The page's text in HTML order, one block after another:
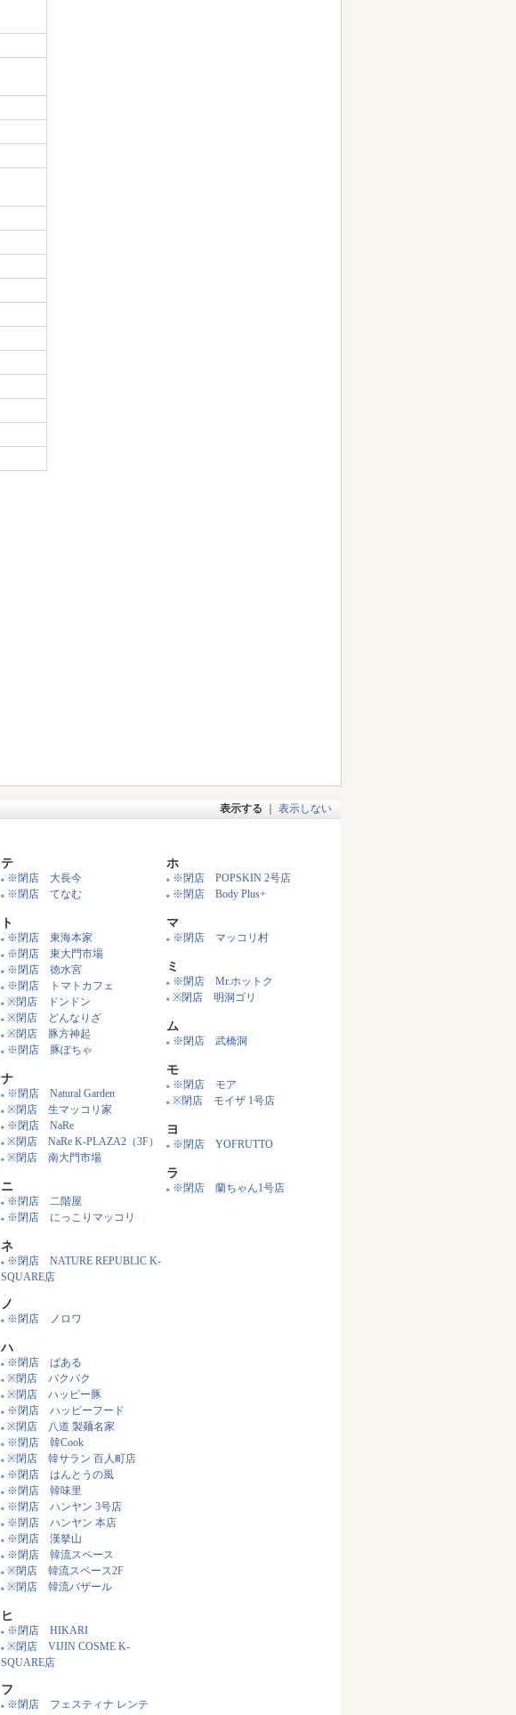
表示する 表示しない
テ
■ ※閉店 大長今
■ ※閉店 てなむ
ト
■ ※閉店 東海本家
■ ※閉店 東大門市場
■ ※閉店 徳水宮
■ ※閉店 トマトカフェ
■ ※閉店 ドンドン
■ ※閉店 どんなりざ
■ ※閉店 豚方神起
■ ※閉店 豚ぽちゃ
ナ
■ ※閉店 Natural Garden
■ ※閉店 生マッコリ家
■ ※閉店 NaRe
■ ※閉店 NaRe K-PLAZA2（3F）
■ ※閉店 南大門市場
ニ
■ ※閉店 二階屋
■ ※閉店 にっこりマッコリ
ネ
■
※閉店 NATURE REPUBLIC K-
SQUARE店
ノ
■ ※閉店 ノロワ
ハ
■ ※閉店 ぱある
■ ※閉店 パクパク
■ ※閉店 ハッピー豚
■ ※閉店 ハッピーフード
■ ※閉店 八道 製麺名家
■ ※閉店 韓Cook
■ ※閉店 韓サラン 百人町店
■ ※閉店 はんとうの風
■ ※閉店 韓味里
■ ※閉店 ハンヤン 3号店
■ ※閉店 ハンヤン 本店
■ ※閉店 漢拏山
■ ※閉店 韓流スペース
■ ※閉店 韓流スペース2F
■ ※閉店 韓流バザール
ヒ
■ ※閉店 HIKARI
■ ※閉店 VIJIN COSME K-
SQUARE店
フ
■
※閉店 フェスティナ レンテ
ホ
■ ※閉店 POPSKIN 2号店
■ ※閉店 Body Plus+
マ
■ ※閉店 マッコリ村
ミ
■ ※閉店 Mr.ホットク
■ ※閉店 明洞ゴリ
ム
■ ※閉店 武橋洞
モ
■ ※閉店 モア
■ ※閉店 モイザ 1号店
ヨ
■ ※閉店 YOFRUTTO
ラ
■ ※閉店 蘭ちゃん1号店